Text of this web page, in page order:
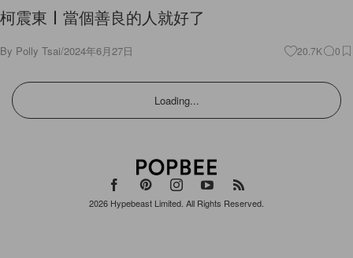
柯震東〡當個善良的人就好了
By Polly Tsai/2024年6月27日 20.7K 0